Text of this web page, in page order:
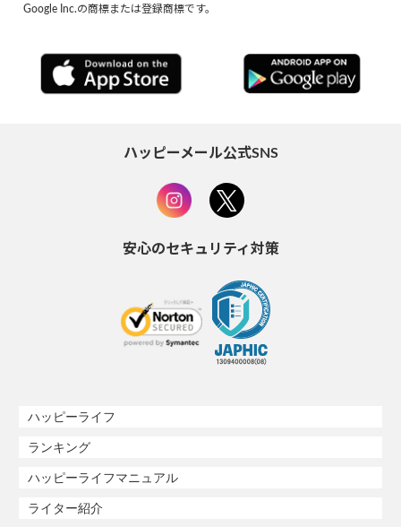
Google Inc.の商標または登録商標です。
ハッピーメール公式SNS
安心のセキュリティ対策
ハッピーライフ
ランキング
ハッピーライフマニュアル
ライター紹介